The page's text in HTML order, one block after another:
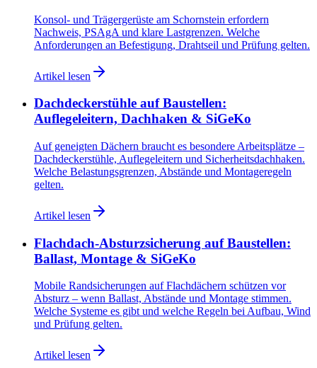
Konsol- und Trägergerüste am Schornstein erfordern
Nachweis, PSAgA und klare Lastgrenzen. Welche
Anforderungen an Befestigung, Drahtseil und Prüfung gelten.
Artikel lesen
Dachdeckerstühle auf Baustellen:
Auflegeleitern, Dachhaken & SiGeKo
Auf geneigten Dächern braucht es besondere Arbeitsplätze –
Dachdeckerstühle, Auflegeleitern und Sicherheitsdachhaken.
Welche Belastungsgrenzen, Abstände und Montageregeln
gelten.
Artikel lesen
Flachdach-Absturzsicherung auf Baustellen:
Ballast, Montage & SiGeKo
Mobile Randsicherungen auf Flachdächern schützen vor
Absturz – wenn Ballast, Abstände und Montage stimmen.
Welche Systeme es gibt und welche Regeln bei Aufbau, Wind
und Prüfung gelten.
Artikel lesen